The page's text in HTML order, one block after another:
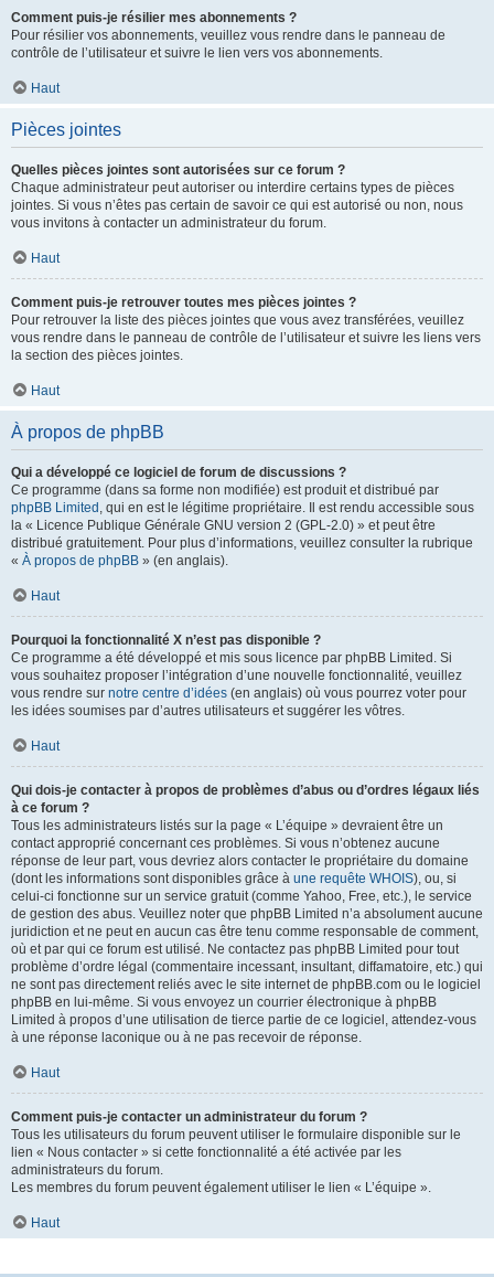
Comment puis-je résilier mes abonnements ?
Pour résilier vos abonnements, veuillez vous rendre dans le panneau de
contrôle de l’utilisateur et suivre le lien vers vos abonnements.
Haut
Pièces jointes
Quelles pièces jointes sont autorisées sur ce forum ?
Chaque administrateur peut autoriser ou interdire certains types de pièces
jointes. Si vous n’êtes pas certain de savoir ce qui est autorisé ou non, nous
vous invitons à contacter un administrateur du forum.
Haut
Comment puis-je retrouver toutes mes pièces jointes ?
Pour retrouver la liste des pièces jointes que vous avez transférées, veuillez
vous rendre dans le panneau de contrôle de l’utilisateur et suivre les liens vers
la section des pièces jointes.
Haut
À propos de phpBB
Qui a développé ce logiciel de forum de discussions ?
Ce programme (dans sa forme non modifiée) est produit et distribué par
phpBB Limited , qui en est le légitime propriétaire. Il est rendu accessible sous
la « Licence Publique Générale GNU version 2 (GPL-2.0) » et peut être
distribué gratuitement. Pour plus d’informations, veuillez consulter la rubrique
« À propos de phpBB » (en anglais).
Haut
Pourquoi la fonctionnalité X n’est pas disponible ?
Ce programme a été développé et mis sous licence par phpBB Limited. Si
vous souhaitez proposer l’intégration d’une nouvelle fonctionnalité, veuillez
vous rendre sur notre centre d’idées (en anglais) où vous pourrez voter pour
les idées soumises par d’autres utilisateurs et suggérer les vôtres.
Haut
Qui dois-je contacter à propos de problèmes d’abus ou d’ordres légaux liés
à ce forum ?
Tous les administrateurs listés sur la page « L’équipe » devraient être un
contact approprié concernant ces problèmes. Si vous n’obtenez aucune
réponse de leur part, vous devriez alors contacter le propriétaire du domaine
(dont les informations sont disponibles grâce à une requête WHOIS), ou, si
celui-ci fonctionne sur un service gratuit (comme Yahoo, Free, etc.), le service
de gestion des abus. Veuillez noter que phpBB Limited n’a absolument aucune
juridiction et ne peut en aucun cas être tenu comme responsable de comment,
où et par qui ce forum est utilisé. Ne contactez pas phpBB Limited pour tout
problème d’ordre légal (commentaire incessant, insultant, diffamatoire, etc.) qui
ne sont pas directement reliés avec le site internet de phpBB.com ou le logiciel
phpBB en lui-même. Si vous envoyez un courrier électronique à phpBB
Limited à propos d’une utilisation de tierce partie de ce logiciel, attendez-vous
à une réponse laconique ou à ne pas recevoir de réponse.
Haut
Comment puis-je contacter un administrateur du forum ?
Tous les utilisateurs du forum peuvent utiliser le formulaire disponible sur le
lien « Nous contacter » si cette fonctionnalité a été activée par les
administrateurs du forum.
Les membres du forum peuvent également utiliser le lien « L’équipe ».
Haut